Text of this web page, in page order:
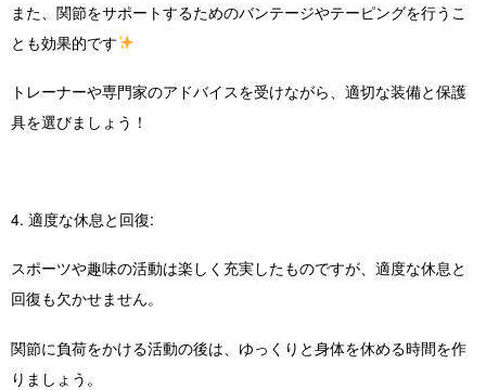
また、関節をサポートするためのバンテージやテーピングを行うこ
とも効果的です
トレーナーや専門家のアドバイスを受けながら、適切な装備と保護
具を選びましょう！
4. 適度な休息と回復:
スポーツや趣味の活動は楽しく充実したものですが、適度な休息と
回復も欠かせません。
関節に負荷をかける活動の後は、ゆっくりと身体を休める時間を作
りましょう。